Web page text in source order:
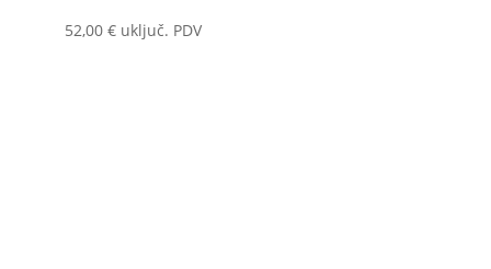
52,00 € uključ. PDV